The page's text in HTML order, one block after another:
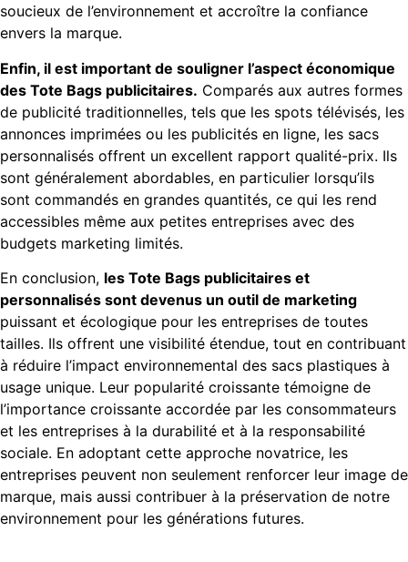
soucieux de l’environnement et accroître la confiance
envers la marque.
Enfin, il est important de souligner l’aspect économique
des Tote Bags publicitaires. Comparés aux autres formes
de publicité traditionnelles, tels que les spots télévisés, les
annonces imprimées ou les publicités en ligne, les sacs
personnalisés offrent un excellent rapport qualité-prix. Ils
sont généralement abordables, en particulier lorsqu’ils
sont commandés en grandes quantités, ce qui les rend
accessibles même aux petites entreprises avec des
budgets marketing limités.
En conclusion, les Tote Bags publicitaires et
personnalisés sont devenus un outil de marketing
puissant et écologique pour les entreprises de toutes
tailles. Ils offrent une visibilité étendue, tout en contribuant
à réduire l’impact environnemental des sacs plastiques à
usage unique. Leur popularité croissante témoigne de
l’importance croissante accordée par les consommateurs
et les entreprises à la durabilité et à la responsabilité
sociale. En adoptant cette approche novatrice, les
entreprises peuvent non seulement renforcer leur image de
marque, mais aussi contribuer à la préservation de notre
environnement pour les générations futures.